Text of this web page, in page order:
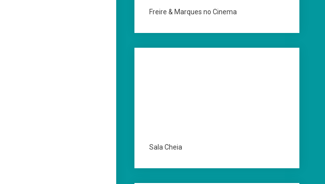
Freire & Marques no Cinema
Sala Cheia